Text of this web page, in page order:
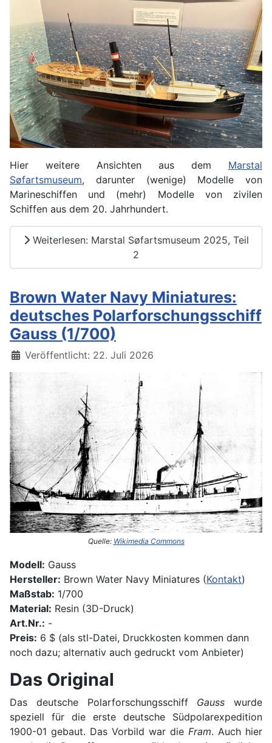
Hier weitere Ansichten aus dem Marstal
Søfartsmuseum, darunter (wenige) Modelle von
Marineschiffen und (mehr) Modelle von zivilen
Schiffen aus dem 20. Jahrhundert.
Weiterlesen: Marstal Søfartsmuseum 2025, Teil
2
Brown Water Navy Miniatures:
deutsches Polarforschungsschiff
Gauss (1/700)
Details
Veröffentlicht: 22. Juli 2026
Quelle: Wikimedia Commons
Modell: Gauss
Hersteller: Brown Water Navy Miniatures (Kontakt)
Maßstab: 1/700
Material: Resin (3D-Druck)
Art.Nr.: -
Preis: 6 $ (als stl-Datei, Druckkosten kommen dann
noch dazu; alternativ auch gedruckt vom Anbieter)
Das Original
Das deutsche Polarforschungsschiff Gauss wurde
speziell für die erste deutsche Südpolarexpedition
1900-01 gebaut. Das Vorbild war die Fram. Auch hier